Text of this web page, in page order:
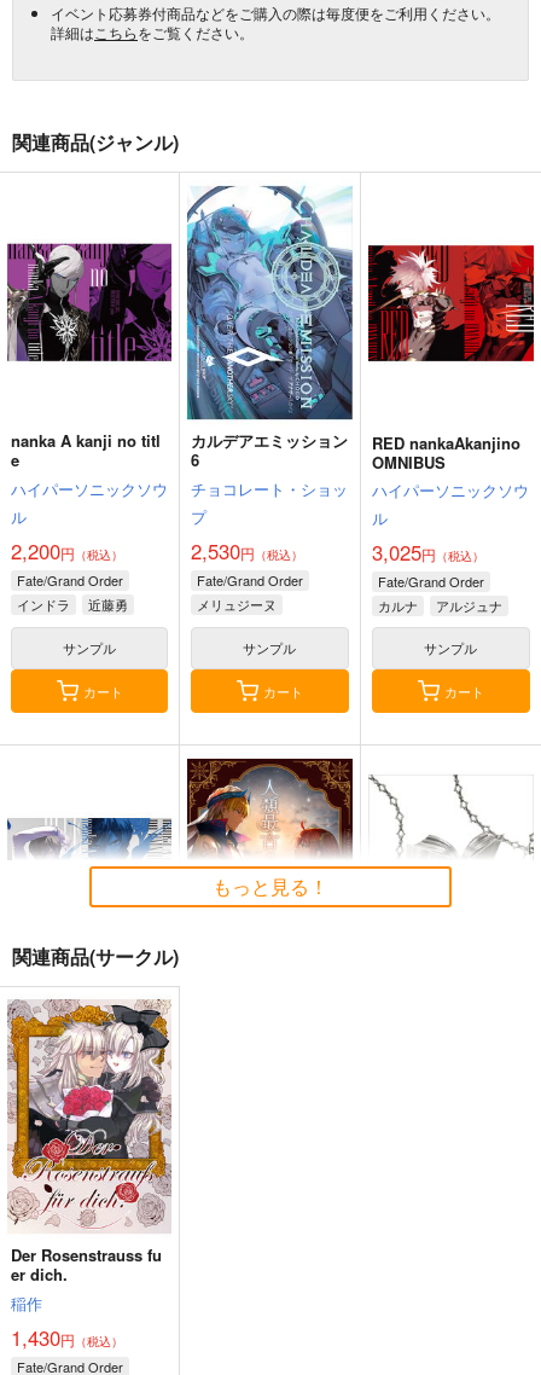
イベント応募券付商品などをご購入の際は毎度便をご利用ください。
詳細は こちらをご覧ください。
関連商品(ジャンル)
nanka A kanji no titl
e
ハイパーソニックソウ
ル
2,200円 （税込）
Fate/Grand Order
インドラ
近藤勇
サンプル
カート
カルデアエミッション
6
チョコレート・ショッ
プ
2,530円 （税込）
Fate/Grand Order
メリュジーヌ
サンプル
カート
RED nankaAkanjino
OMNIBUS
ハイパーソニックソウ
ル
3,025円 （税込）
Fate/Grand Order
カルナ
アルジュナ
サンプル
カート
BLUE nankaAkanjin
oOMNIBUS
ハイパーソニックソウ
ル
3,025円（税込）
Fate/Grand Order
アルジュナ
カルナ
サンプル
カート
もっと見る！
関連商品(サークル)
Der Rosenstrauss fu
er dich.
稲作
1,430円 （税込）
Fate/Grand Order